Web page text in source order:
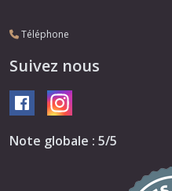
Téléphone
Suivez nous
Note globale : 5/5